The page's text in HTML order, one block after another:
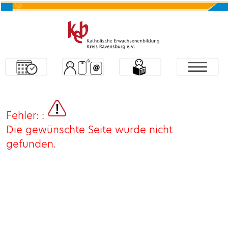
Fehler: :
Die gewünschte Seite wurde nicht
gefunden.